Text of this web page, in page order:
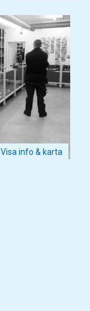
Visa info & karta